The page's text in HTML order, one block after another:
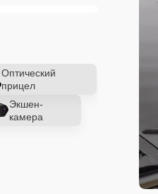
Оптический
прицел
Экшен-
камера